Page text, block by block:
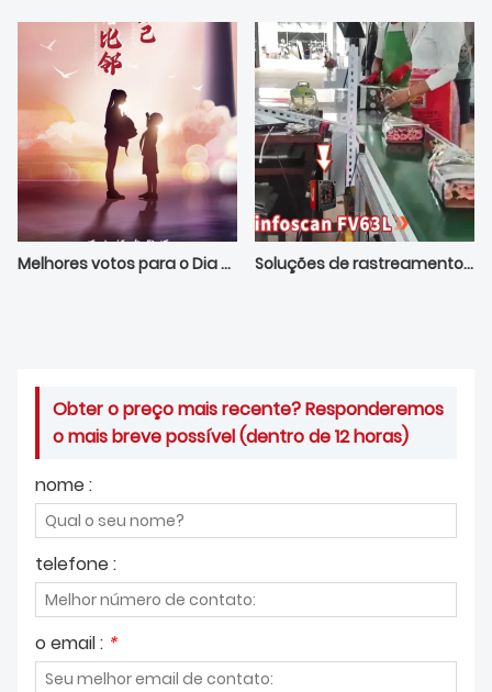
Melhores votos para o Dia do Professor da Bilin Intelligence Soluções de rastreamento de código de barras para fabricação | Leitor de montagem fixa infoscan
Obter o preço mais recente? Responderemos
o mais breve possível (dentro de 12 horas)
nome :
telefone :
o email : *